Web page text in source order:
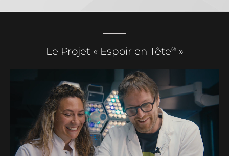
Le Projet « Espoir en Tête® »